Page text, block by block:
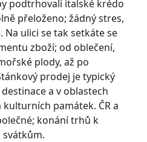
podtrhovali italské krédo
přeloženo; žádný stres,
Na ulici se tak setkáte se
zboží; od oblečení,
plody, až po
prodej je typický
a v oblastech
památek. ČR a
konání trhů k